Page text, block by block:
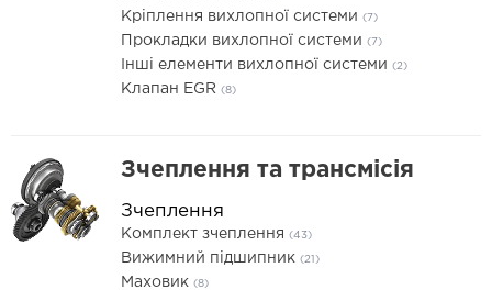
Кріплення вихлопної системи (7)
Прокладки вихлопної системи (7)
Інші елементи вихлопної системи (2)
Клапан EGR (8)
Зчеплення та трансмісія
Зчеплення
Комплект зчеплення (43)
Вижимний підшипник (21)
Маховик (8)